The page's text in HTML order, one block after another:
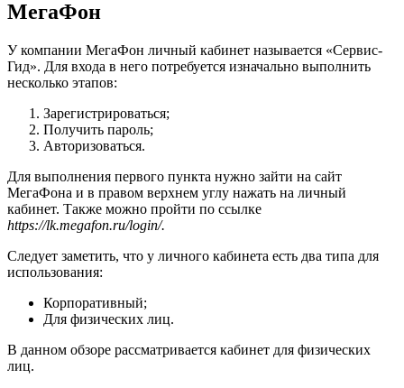
МегаФон
У компании МегаФон личный кабинет называется «Сервис-
Гид». Для входа в него потребуется изначально выполнить
несколько этапов:
Зарегистрироваться;
Получить пароль;
Авторизоваться.
Для выполнения первого пункта нужно зайти на сайт
МегаФона и в правом верхнем углу нажать на личный
кабинет. Также можно пройти по ссылке
https://lk.megafon.ru/login/.
Следует заметить, что у личного кабинета есть два типа для
использования:
Корпоративный;
Для физических лиц.
В данном обзоре рассматривается кабинет для физических
лиц.